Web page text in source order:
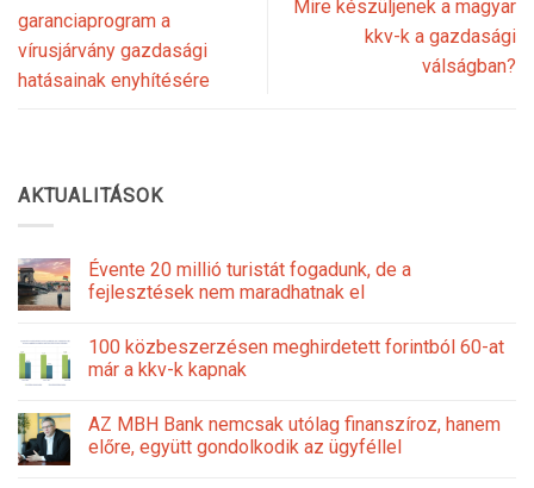
garanciaprogram a
vírusjárvány gazdasági
hatásainak enyhítésére
Mire készüljenek a magyar
kkv-k a gazdasági
válságban?
AKTUALITÁSOK
Évente 20 millió turistát fogadunk, de a
fejlesztések nem maradhatnak el
100 közbeszerzésen meghirdetett forintból 60-at
már a kkv-k kapnak
AZ MBH Bank nemcsak utólag finanszíroz, hanem
előre, együtt gondolkodik az ügyféllel